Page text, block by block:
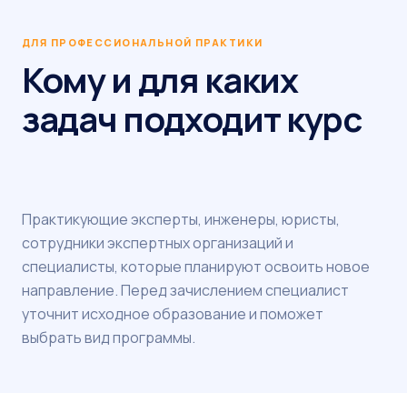
ДЛЯ ПРОФЕССИОНАЛЬНОЙ ПРАКТИКИ
Кому и для каких
задач подходит курс
Практикующие эксперты, инженеры, юристы,
сотрудники экспертных организаций и
специалисты, которые планируют освоить новое
направление. Перед зачислением специалист
уточнит исходное образование и поможет
выбрать вид программы.